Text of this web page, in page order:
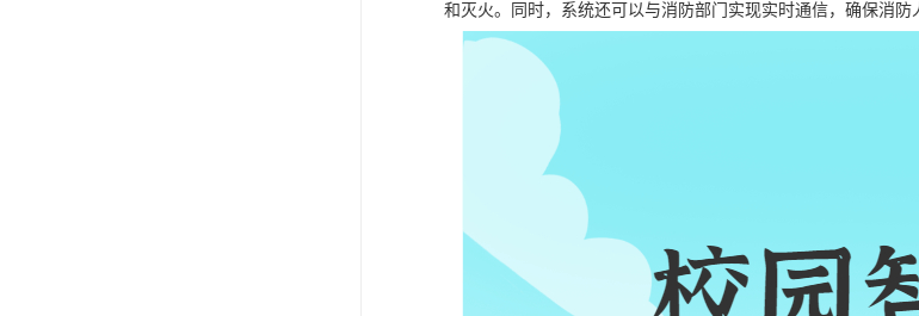
和灭火。同时，系统还可以与消防部门实现实时通信，确保消防